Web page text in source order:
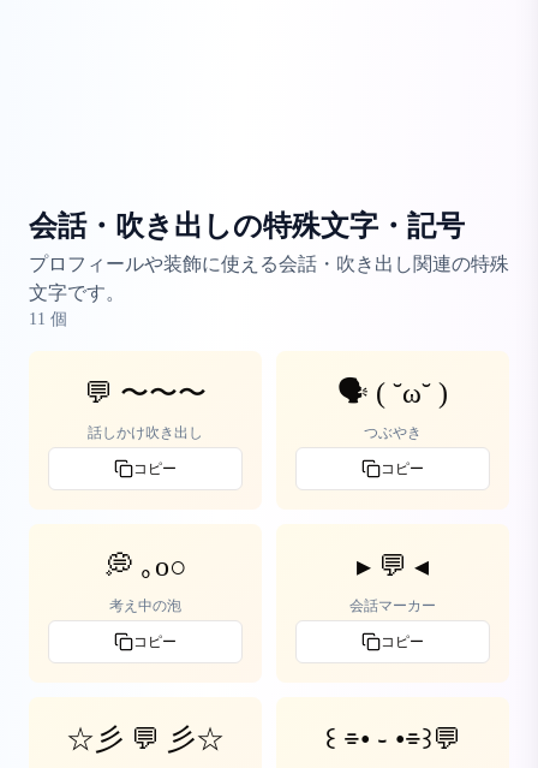
会話・吹き出しの特殊文字・記号
プロフィールや装飾に使える会話・吹き出し関連の特殊
文字です。
11 個
💬 〜〜〜
話しかけ吹き出し
コピー
🗣️ ( ˘ω˘ )
つぶやき
コピー
💭 ｡o○
考え中の泡
コピー
▸ 💬 ◂
会話マーカー
コピー
☆彡 💬 彡☆ ꒰ ⌯• ֊ •⌯꒱💬